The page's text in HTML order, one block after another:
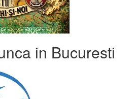
in Bucuresti